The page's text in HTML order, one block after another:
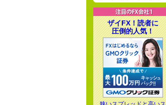
ザイFX！読者に
圧倒的人気！